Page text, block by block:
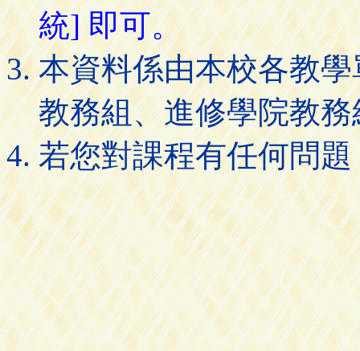
統] 即可。
本資料係由本校各教
教務組、進修學院教
若您對課程有任何問